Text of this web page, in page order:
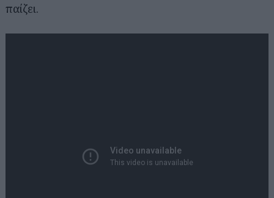
παίζει.